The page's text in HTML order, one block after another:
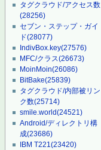
タグクラウド/アクセス数
(28256)
セブン・ステップ・ガイ
ド(28077)
IndivBox.key(27576)
MFC/クラス(26673)
MoinMoin(26086)
BitBake(25839)
タグクラウド/内部被リン
ク数(25714)
smile.world(24521)
Android/ディレクトリ構
成(23686)
IBM T221(23420)